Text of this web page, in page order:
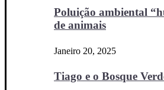
Poluição ambiental
de animais
Janeiro 20, 2025
Tiago e o Bosque